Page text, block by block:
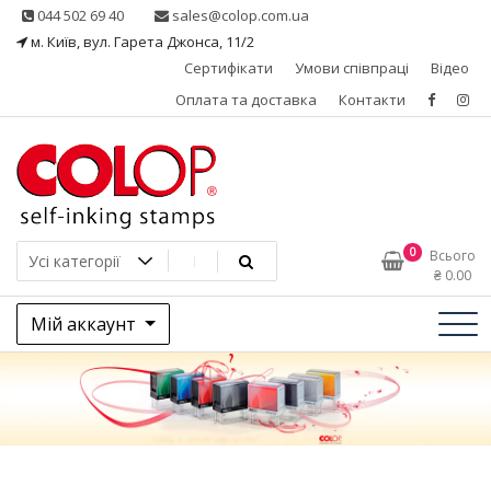
Skip 044 502 69 40
sales@colop.com.ua
м. Київ, вул. Гарета Джонса, 11/2
Сертифікати
Умови співпраці
Відео
Оплата та доставка
Контакти
КОЛОП – ексклюзивний
представник в Україні
одного з провідних
виробників штемпельної
продукції, австрійської
0
Всього
₴ 0.00
Мій аккаунт